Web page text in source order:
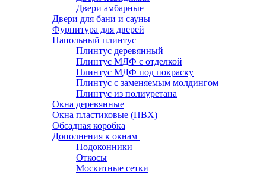
Двери амбарные
Двери для бани и сауны
Фурнитура для дверей
Напольный плинтус
Плинтус деревянный
Плинтус МДФ с отделкой
Плинтус МДФ под покраску
Плинтус с заменяемым молдингом
Плинтус из полиуретана
Окна деревянные
Окна пластиковые (ПВХ)
Обсадная коробка
Дополнения к окнам
Подоконники
Откосы
Москитные сетки